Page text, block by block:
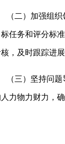
（二）加强组
任务和评分标
，及时跟踪进
（三）坚持问
力物力财力，确